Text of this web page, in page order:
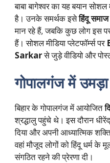
बाबा बागेश्वर का यह बयान सोशल
है। उनके समर्थक इसेहिंदू
मान रहे हैं, जबकि कुछ लोग इस
हैं। सोशल मीडिया प्लेटफॉर्म्स पर
Sarkarसे जुड़े वीडियो और
गोपालगंज में
बिहार के गोपालगंज में आयोजित
श्रद्धालु पहुंचे थे। इस दौरान
दिया और अपनी आध्यात्मिक
वहां मौजूद लोगों को हिंदू धर्म के
संगठित रहने की प्रेरणा दी।